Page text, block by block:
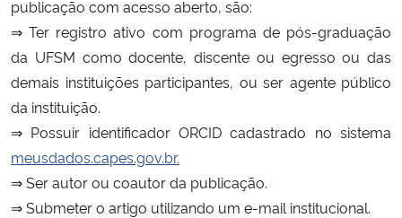
publicação com acesso aberto, são:
⇒ Ter registro ativo com programa de pós-graduação
da UFSM como docente, discente ou egresso ou das
demais instituições participantes, ou ser agente público
da instituição.
⇒ Possuir identificador ORCID cadastrado no sistema
meusdados.capes.gov.br.
⇒ Ser autor ou coautor da publicação.
⇒ Submeter o artigo utilizando um e-mail institucional.